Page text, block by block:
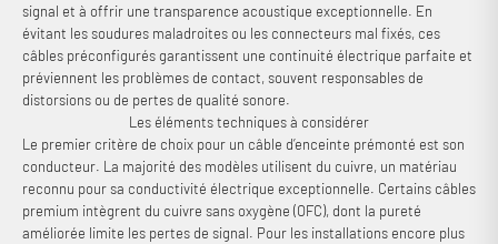
signal et à offrir une transparence acoustique exceptionnelle. En
évitant les soudures maladroites ou les connecteurs mal fixés, ces
câbles préconfigurés garantissent une continuité électrique parfaite et
préviennent les problèmes de contact, souvent responsables de
distorsions ou de pertes de qualité sonore.
Les éléments techniques à considérer
Le premier critère de choix pour un câble d’enceinte prémonté est son
conducteur. La majorité des modèles utilisent du cuivre, un matériau
reconnu pour sa conductivité électrique exceptionnelle. Certains câbles
premium intègrent du cuivre sans oxygène (OFC), dont la pureté
améliorée limite les pertes de signal. Pour les installations encore plus